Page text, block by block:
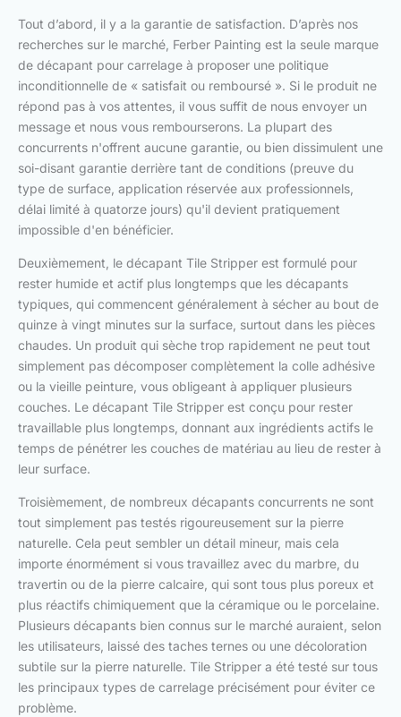
Tout d’abord, il y a la garantie de satisfaction. D’après nos
recherches sur le marché, Ferber Painting est la seule marque
de décapant pour carrelage à proposer une politique
inconditionnelle de « satisfait ou remboursé ». Si le produit ne
répond pas à vos attentes, il vous suffit de nous envoyer un
message et nous vous rembourserons. La plupart des
concurrents n'offrent aucune garantie, ou bien dissimulent une
soi-disant garantie derrière tant de conditions (preuve du
type de surface, application réservée aux professionnels,
délai limité à quatorze jours) qu'il devient pratiquement
impossible d'en bénéficier.
Deuxièmement, le décapant Tile Stripper est formulé pour
rester humide et actif plus longtemps que les décapants
typiques, qui commencent généralement à sécher au bout de
quinze à vingt minutes sur la surface, surtout dans les pièces
chaudes. Un produit qui sèche trop rapidement ne peut tout
simplement pas décomposer complètement la colle adhésive
ou la vieille peinture, vous obligeant à appliquer plusieurs
couches. Le décapant Tile Stripper est conçu pour rester
travaillable plus longtemps, donnant aux ingrédients actifs le
temps de pénétrer les couches de matériau au lieu de rester à
leur surface.
Troisièmement, de nombreux décapants concurrents ne sont
tout simplement pas testés rigoureusement sur la pierre
naturelle. Cela peut sembler un détail mineur, mais cela
importe énormément si vous travaillez avec du marbre, du
travertin ou de la pierre calcaire, qui sont tous plus poreux et
plus réactifs chimiquement que la céramique ou le porcelaine.
Plusieurs décapants bien connus sur le marché auraient, selon
les utilisateurs, laissé des taches ternes ou une décoloration
subtile sur la pierre naturelle. Tile Stripper a été testé sur tous
les principaux types de carrelage précisément pour éviter ce
problème.